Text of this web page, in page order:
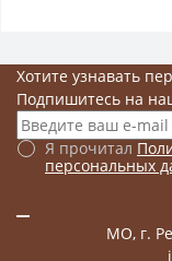
Хотите узнавать
Подпишитесь на
Я прочитал
персональных
МО, г.